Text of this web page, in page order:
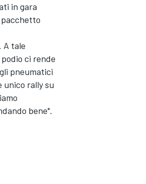
in gara
pacchetto
A tale
ci rende
pneumatici
unico rally su
bene".